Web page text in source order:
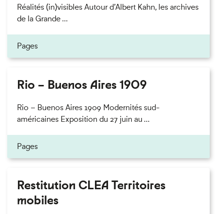
Réalités (in)visibles Autour d’Albert Kahn, les archives
de la Grande ...
Pages
Rio – Buenos Aires 1909
Rio – Buenos Aires 1909 Modernités sud-
américaines Exposition du 27 juin au ...
Pages
Restitution CLEA Territoires
mobiles